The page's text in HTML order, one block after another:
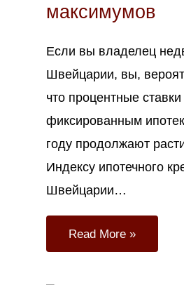
максимумов
Если вы владелец
Швейцарии, вы,
что процентные
фиксированным
году продолжают
Индексу ипотечного
Швейцарии…
Read More »